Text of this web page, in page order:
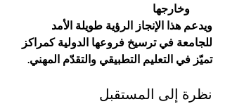
وخارجها
ويدعم هذا الإنجاز الرؤية طويلة الأمد
للجامعة في ترسيخ فروعها الدولية كمراكز
تميّز في التعليم التطبيقي والتقدّم المهني.
نظرة إلى المستقبل